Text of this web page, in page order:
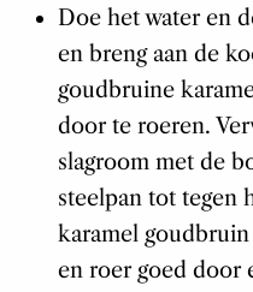
Doe het water en
en breng aan de
goudbruine
door te roeren.
slagroom met de
steelpan tot tegen
karamel
en roer goed door